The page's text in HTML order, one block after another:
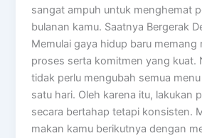
sangat ampuh untuk menghemat
bulanan kamu. Saatnya Bergerak
Memulai gaya hidup baru memang
proses serta komitmen yang kuat.
tidak perlu mengubah semua
satu hari. Oleh karena itu, lakukan
secara bertahap tetapi konsisten.
makan kamu berikutnya dengan